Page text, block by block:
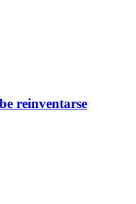
reinventarse